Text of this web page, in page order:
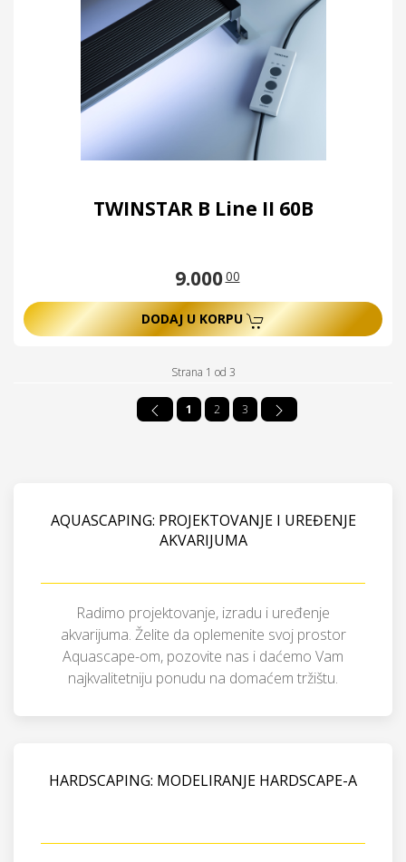
TWINSTAR B Line II 60B
9.00000
DODAJ U KORPU
Strana 1 od 3
1 2 3
AQUASCAPING: PROJEKTOVANJE I UREĐENJE
AKVARIJUMA
Radimo projektovanje, izradu i uređenje
akvarijuma. Želite da oplemenite svoj prostor
Aquascape-om, pozovite nas i daćemo Vam
najkvalitetniju ponudu na domaćem tržištu.
HARDSCAPING: MODELIRANJE HARDSCAPE-A